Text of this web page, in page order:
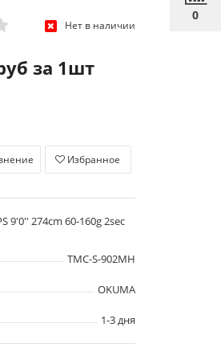
0
Нет в наличии
за 1шт
Избранное
9'0'' 274cm 60-160g 2sec
TMC-S-902MH
OKUMA
1-3 дня